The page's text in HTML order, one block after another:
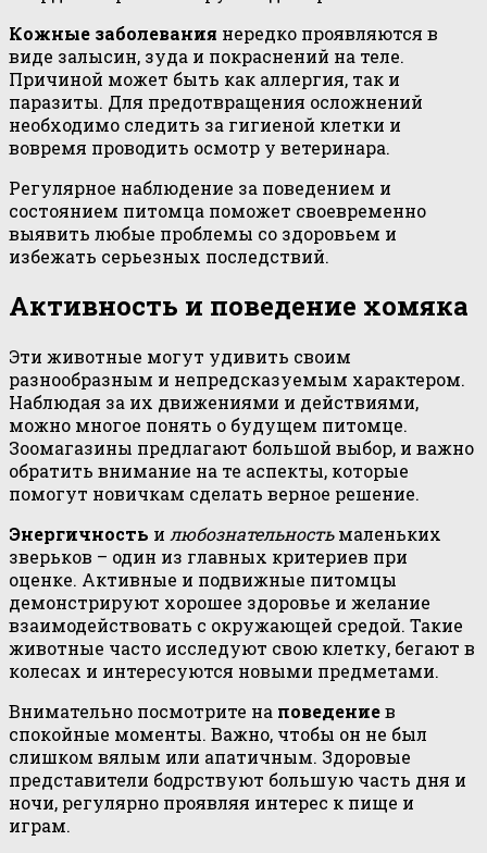
Кожные заболевания нередко проявляются в
виде залысин, зуда и покраснений на теле.
Причиной может быть как аллергия, так и
паразиты. Для предотвращения осложнений
необходимо следить за гигиеной клетки и
вовремя проводить осмотр у ветеринара.
Регулярное наблюдение за поведением и
состоянием питомца поможет своевременно
выявить любые проблемы со здоровьем и
избежать серьезных последствий.
Активность и поведение хомяка
Эти животные могут удивить своим
разнообразным и непредсказуемым характером.
Наблюдая за их движениями и действиями,
можно многое понять о будущем питомце.
Зоомагазины предлагают большой выбор, и важно
обратить внимание на те аспекты, которые
помогут новичкам сделать верное решение.
Энергичность и любознательностьмаленьких
зверьков – один из главных критериев при
оценке. Активные и подвижные питомцы
демонстрируют хорошее здоровье и желание
взаимодействовать с окружающей средой. Такие
животные часто исследуют свою клетку, бегают в
колесах и интересуются новыми предметами.
Внимательно посмотрите на поведениев
спокойные моменты. Важно, чтобы он не был
слишком вялым или апатичным. Здоровые
представители бодрствуют большую часть дня и
ночи, регулярно проявляя интерес к пище и
играм.